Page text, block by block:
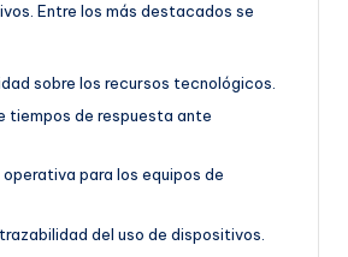
Entre los más destacados se
sobre los recursos tecnológicos.
tiempos de respuesta ante
para los equipos de
del uso de dispositivos.